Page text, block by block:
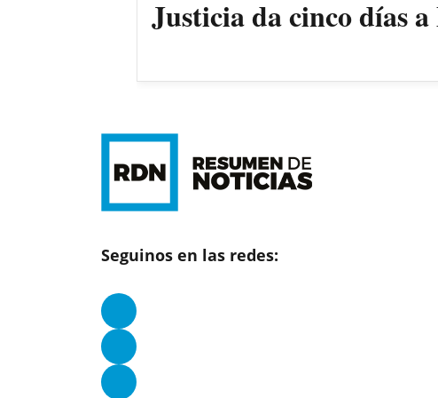
Justicia da cinco días
Seguinos en las redes: